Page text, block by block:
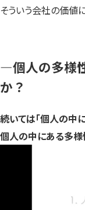
そういう会社の価値
—個人の多様
か？
続いては「個人の中
個人の中にある多様